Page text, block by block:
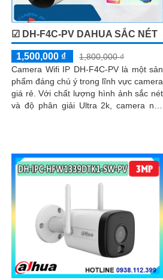
☑ DH-F4C-PV DAHUA SẮC NÉT
1,500,000 ₫
1,800,000 ₫
Camera Wifi IP DH-F4C-PV là một sản
phẩm đáng chú ý trong lĩnh vực camera
giá rẻ. Với chất lượng hình ảnh sắc nét
và độ phân giải Ultra 2k, camera này